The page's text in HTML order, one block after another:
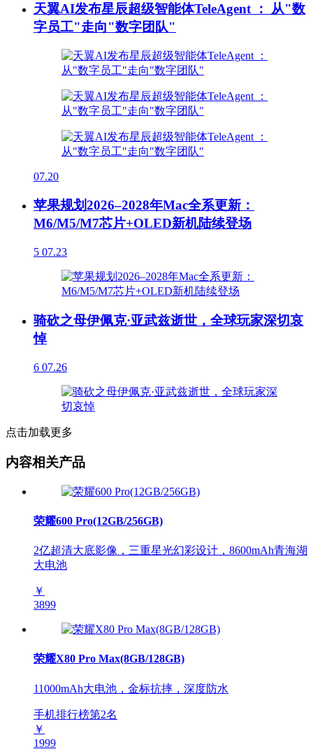
天翼AI发布星辰超级智能体TeleAgent ： 从"数
字员工"走向"数字团队"
07.20
苹果规划2026–2028年Mac全系更新：
M6/M5/M7芯片+OLED新机陆续登场
5 07.23
骑砍之母伊佩克·亚武兹逝世，全球玩家深切哀
悼
6 07.26
点击加载更多
内容相关产品
荣耀600 Pro(12GB/256GB)
2亿超清大底影像，三重星光幻彩设计，8600mAh青海湖
大电池
￥
3899
荣耀X80 Pro Max(8GB/128GB)
11000mAh大电池，金标抗摔，深度防水
手机排行榜第2名
￥
1999